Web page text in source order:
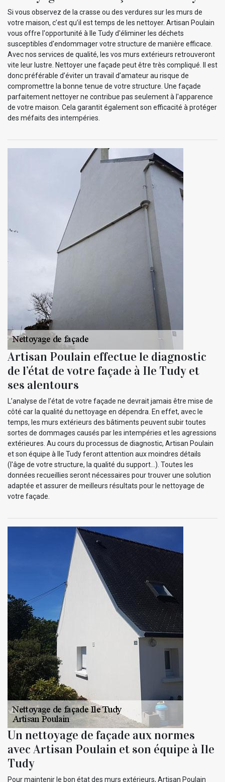
Si vous observez de la crasse ou des verdures sur les murs de
votre maison, c’est qu’il est temps de les nettoyer. Artisan Poulain
vous offre l'opportunité à Ile Tudy d'éliminer les déchets
susceptibles d'endommager votre structure de manière efficace.
Avec nos services de qualité, les vos murs extérieurs retrouveront
vite leur lustre. Nettoyer une façade peut être très compliqué. Il est
donc préférable d’éviter un travail d’amateur au risque de
compromettre la bonne tenue de votre structure. Une façade
parfaitement nettoyer ne contribue pas seulement à l'apparence
de votre maison. Cela garantit également son efficacité à protéger
des méfaits des intempéries.
Artisan Poulain effectue le diagnostic
de l’état de votre façade à Ile Tudy et
ses alentours
L’analyse de l’état de votre façade ne devrait jamais être mise de
côté car la qualité du nettoyage en dépendra. En effet, avec le
temps, les murs extérieurs des bâtiments peuvent subir toutes
sortes de dommages causés par les intempéries et les agressions
extérieures. Au cours du processus de diagnostic, Artisan Poulain
et son équipe à Ile Tudy feront attention aux moindres détails
(l'âge de votre structure, la qualité du support…). Toutes les
données recueillies seront nécessaires pour trouver une solution
adaptée et assurer de meilleurs résultats pour le nettoyage de
votre façade.
Un nettoyage de façade aux normes
avec Artisan Poulain et son équipe à Ile
Tudy
Pour maintenir le bon état des murs extérieurs, Artisan Poulain